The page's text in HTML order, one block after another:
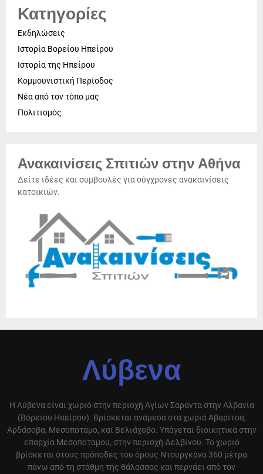
Κατηγορίες
Εκδηλώσεις
Ιστορία Βορείου Ηπείρου
Ιστορία της Ηπείρου
Κομμουνιστική Περίοδος
Νέα από τον τόπο μας
Πολιτισμός
Ανακαινίσεις Σπιτιών στην Αθήνα
Δείτε ιδέες και συμβουλές για σύγχρονες ανακαινίσεις
κατοικιών.
Λύβενα
Η Λύβενα είναι χωριό στην περιοχή Αγίων Σαράντα στην Αλβανία
(Βόρειου Ηπείρου). Βρίσκεται ανάμεσα στα χωριά Αβαρίτσα,
Αρδάσοβα, Μεσοποταμο, και Βελιάχοβο. Υπάγεται διοικητικά στην
επαρχία Μεσοποταμου, στην περιοχή Δελβίνου. Το χωριό
βρίσκεται στους πρόποδες του όρους Ντουργκάνο 360 μέτρα
πάνω από τη στάθμη της θάλασσας και περνάει από τον